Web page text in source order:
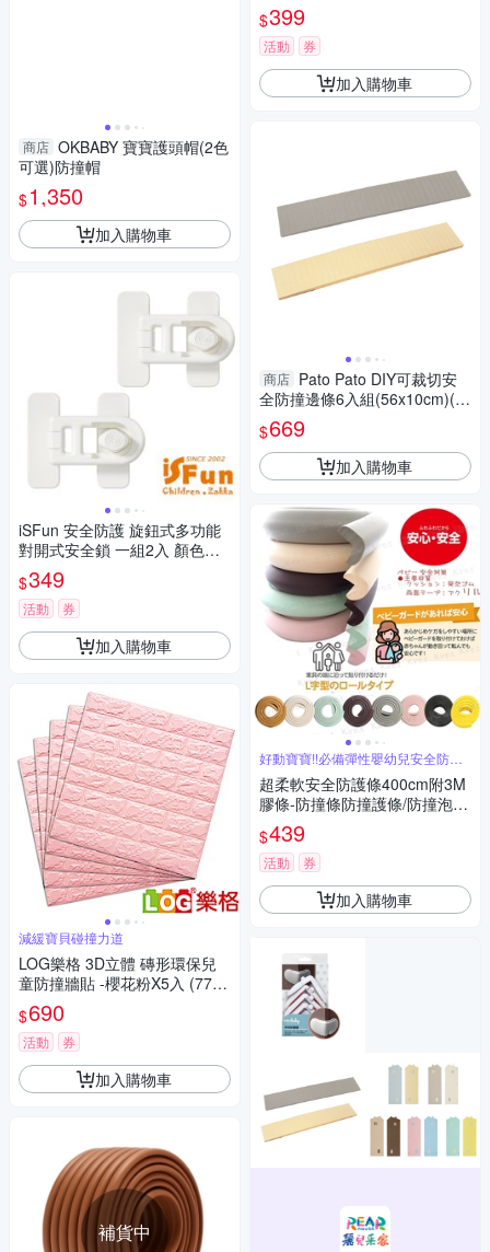
商店 OKBABY 寶寶護頭帽(2色
可選)防撞帽
$1,350
加入購物車
iSFun 安全防護 旋鈕式多功能
對開式安全鎖 一組2入 顏色可
選
$349
活動 券
加入購物車
減緩寶貝碰撞力道
LOG樂格 3D立體 磚形環保兒
童防撞牆貼 -櫻花粉X5入 (77x7
0x厚0.7cm)
$690
活動 券
加入購物車
補貨中
$399
活動 券
加入購物車
商店 Pato Pato DIY可裁切安
全防撞邊條6入組(56x10cm)(2
色可選)
$669
加入購物車
好動寶寶!!必備彈性嬰幼兒安全防護
條
超柔軟安全防護條400cm附3M
膠條-防撞條防撞護條/防撞泡棉
居家幼兒老人寵物必備
$439
活動 券
加入購物車